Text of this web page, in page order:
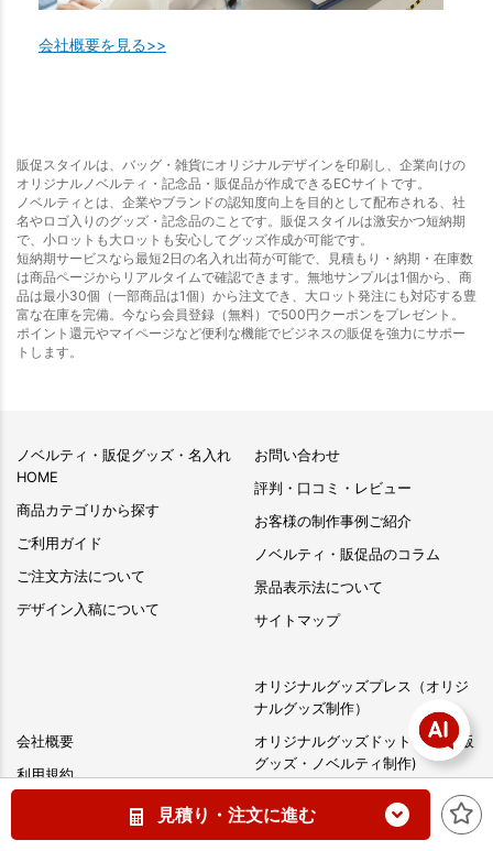
見積り・注文に進む
会社概要を見る>>
販促スタイルは、バッグ・雑貨にオリジナルデザインを印刷し、企業向けの
オリジナルノベルティ・記念品・販促品が作成できるECサイトです。
ノベルティとは、企業やブランドの認知度向上を目的として配布される、社
名やロゴ入りのグッズ・記念品のことです。販促スタイルは激安かつ短納期
で、小ロットも大ロットも安心してグッズ作成が可能です。
短納期サービスなら最短2日の名入れ出荷が可能で、見積もり・納期・在庫数
は商品ページからリアルタイムで確認できます。無地サンプルは1個から、商
品は最小30個（一部商品は1個）から注文でき、大ロット発注にも対応する豊
富な在庫を完備。今なら会員登録（無料）で500円クーポンをプレゼント。
ポイント還元やマイページなど便利な機能でビジネスの販促を強力にサポー
トします。
ノベルティ・販促グッズ・名入れ
HOME
商品カテゴリから探す
ご利用ガイド
ご注文方法について
デザイン入稿について
会社概要
利用規約
特定商取引に基づく表記
返品・交換について
お問い合わせ
評判・口コミ・レビュー
お客様の制作事例ご紹介
ノベルティ・販促品のコラム
景品表示法について
サイトマップ
オリジナルグッズプレス（オリジ
ナルグッズ制作）
オリジナルグッズドットコム(物販
グッズ・ノベルティ制作)
T3DESIGN（グループ会社）